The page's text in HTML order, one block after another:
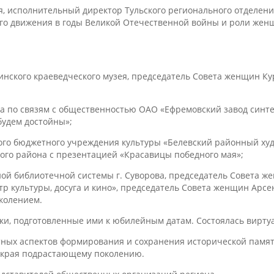
исполнительный директор Тульского регионального
движения в годы Великой Отечественной войны и роли
краеведческого музея, председатель Совета женщин
по связям с общественностью ОАО «Ефремовский завод
достойны»;
бюджетного учреждения культуры «Белевский районный
района с презентацией «Красавицы победного мая»;
библиотечной системы г. Суворова, председатель Совета
культуры, досуга и кино», председатель Совета женщин
ими к юбилейным датам. Состоялась
аспектов формирования и сохранения исторической
подрастающему поколению.